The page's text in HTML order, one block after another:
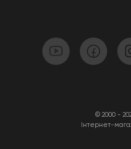
© 2000 -
Інтернет-